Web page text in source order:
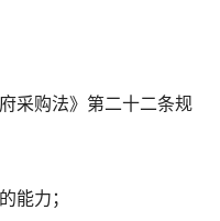
采购法》第二十二条规
能力；